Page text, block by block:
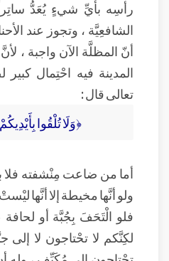
رأسِه بأيِّ شيءٍ يُعَدُّ
الشافعِيَّة ، وتجوز عند
أنّ المظلَّة الآن واجبة ،
المدينة فيه احْتِمال
تعالى قال :
﴿وَلَا تُلْقُوا
أما من ضاعت مِنْشفته فلا
ولو أنَّها مخيطة إلا أنَّها
فلو الْتَحَفَ بِجُبَّة أو
لكِنَّكم لا تحْتاجون لا إلى